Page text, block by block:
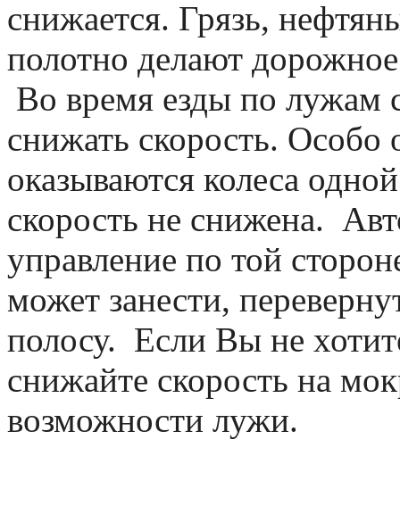
снижается. Грязь,
полотно делают
Во время езды по лужам
снижать скорость. Особо
оказываются колеса
скорость не снижена.
управление по той
может занести,
полосу. Если Вы не
снижайте скорость на
возможности лужи.